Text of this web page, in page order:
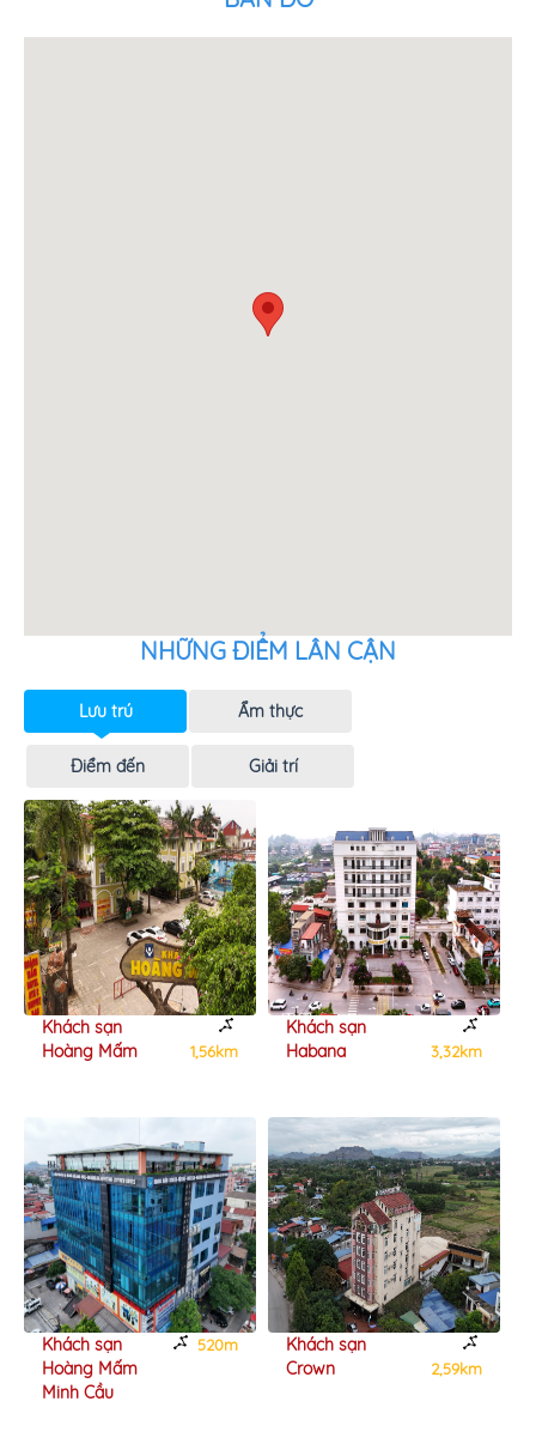
NHỮNG ĐIỂM LÂN CẬN
Lưu trú Ẩm thực
Điểm đến Giải trí
Khách sạn
Hoàng Mấm
1,56km
Khách sạn
Hoàng Mấm
Minh Cầu
520m
Khách sạn
Habana
3,32km
Khách sạn
Crown
2,59km